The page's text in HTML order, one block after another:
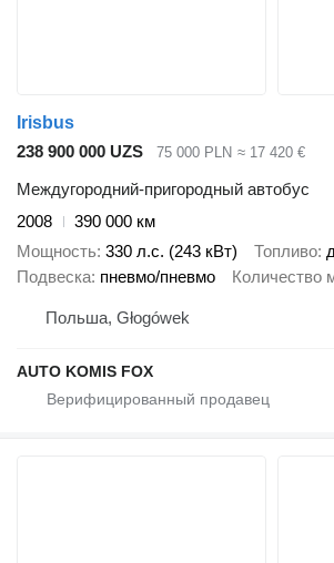
Irisbus
238 900 000 UZS
75 000 PLN ≈ 17 420 €
Междугородний-пригородный автобус
2008
390 000 км
Мощность 330 л.с. (243 кВт) Топливо
Подвеска пневмо/пневмо Количество
Польша, Głogówek
AUTO KOMIS FOX